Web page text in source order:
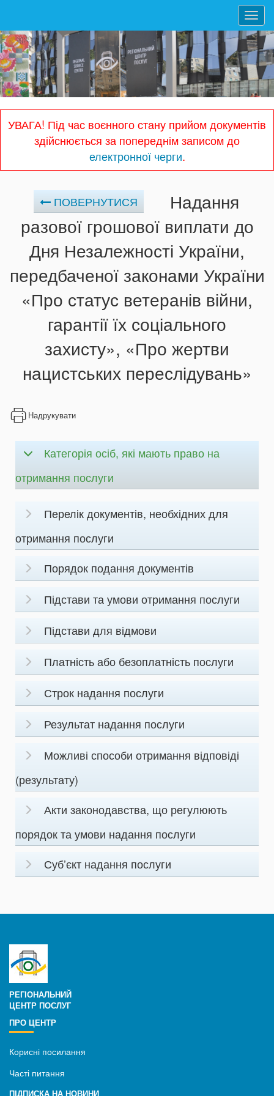
УВАГА! Під час воєнного стану прийом документів
здійснюється за попереднім записом до
електронної черги.
ПОВЕРНУТИСЯ
Надання
разової грошової виплати до
Дня Незалежності України,
передбаченої законами України
«Про статус ветеранів війни,
гарантії їх соціального
захисту», «Про жертви
нацистських переслідувань»
Надрукувати
Категорія осіб, які мають право на
отримання послуги
Перелік документів, необхідних для
отримання послуги
Порядок подання документів
Підстави та умови отримання послуги
Підстави для відмови
Платність або безоплатність послуги
Строк надання послуги
Результат надання послуги
Можливі способи отримання відповіді
(результату)
Акти законодавства, що регулюють
порядок та умови надання послуги
Суб’єкт надання послуги
РЕГІОНАЛЬНИЙ
ЦЕНТР ПОСЛУГ
ПРО ЦЕНТР
Корисні посилання
Часті питання
ПІДПИСКА НА НОВИНИ